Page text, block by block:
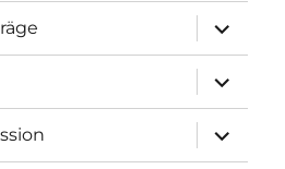
anzeigen
anzeigen
anzeigen